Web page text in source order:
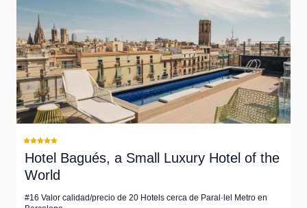
Hotel Bagués, a Small Luxury Hotel of the
World
#16 Valor calidad/precio de 20 Hotels cerca de Paral·lel Metro en